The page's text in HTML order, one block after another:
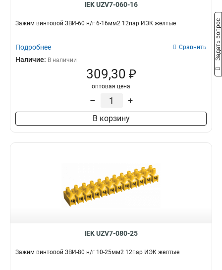
IEK UZV7-060-16
Зажим винтовой ЗВИ-60 н/г 6-16мм2 12пар ИЭК желтые
Подробнее Сравнить
Наличие: В наличии
309,30 ₽
оптовая цена
– +
В корзину
IEK UZV7-080-25
Зажим винтовой ЗВИ-80 н/г 10-25мм2 12пар ИЭК желтые
Задать вопрос